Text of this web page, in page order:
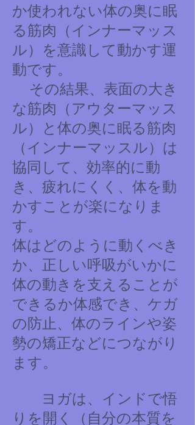
か使われない体の奥に眠
る筋肉（インナーマッス
ル）を意識して動かす運
動です。
その結果、表面の大き
な筋肉（アウターマッス
ル）と体の奥に眠る筋肉
（インナーマッスル）は
協同して、効率的に動
き、疲れにくく、体を動
かすことが楽になりま
す。
体はどのように動くべき
か、正しい呼吸がいかに
体の動きを支えることが
できるか体感でき、ケガ
の防止、体のラインや姿
勢の矯正などにつながり
ます。
ヨガは、インドで悟
りを開く（自分の本質を